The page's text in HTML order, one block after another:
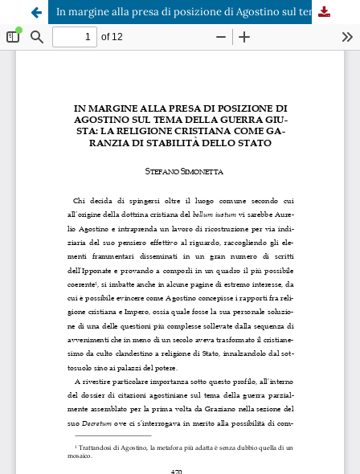
In margine alla presa di posizione di Agostino sul tema della guerra giusta: la religione cristiana come garanzia di stabilità dello stato